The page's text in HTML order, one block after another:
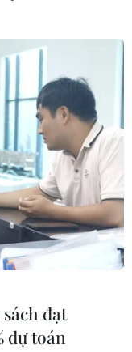
đạt
dự toán